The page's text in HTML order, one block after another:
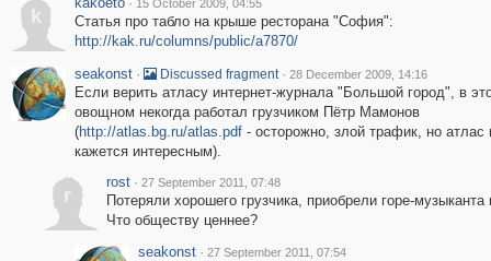
k
15 October 2009, 04:55
Статья про табло на крыше ресторана "София":
http://kak.ru/columns/public/a7870/
seakonst · Discussed fragment · 28 December 2009, 14:16
Если верить атласу интернет-журнала "Большой город", в
овощном некогда работал грузчиком Пётр Мамонов
(http://atlas.bg.ru/atlas.pdf- осторожно, злой трафик, но атлас
кажется интересным).
r
rost · 27 September 2011, 07:48
Потеряли хорошего грузчика, приобрели горе-музыканта
Что обществу ценнее?
seakonst · 27 September 2011, 07:54